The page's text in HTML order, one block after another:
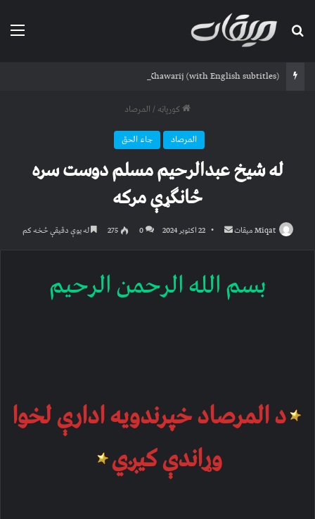
لټون لپاره
Qatil-ul Khawarij (with English subtitles)
کورپاڼه/المرصاد
المرصاد
جاء الحق
له شیخ عبدالرحیم مسلم دوست سره
ځانګړې مرکه
Miqat میقات
Send 22 اکتوبر 2024 0
275 له یوې دقیقې څخه کم
بسم الله الرحمن الرحیم
د المرصاد خپرندویه ادارې لخوا
وړاندې کیږي